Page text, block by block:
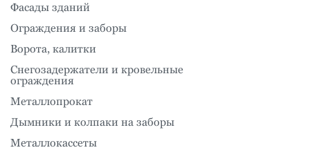
Фасады зданий
Ограждения и заборы
Ворота, калитки
Снегозадержатели и кровельные
ограждения
Металлопрокат
Дымники и колпаки на заборы
Металлокассеты